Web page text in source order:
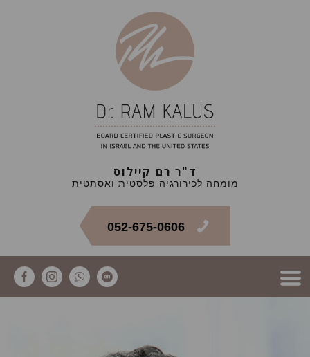
ד"ר רם קיילוס
מומחה לכירורגיה פלסטית ואסתטית
052-675-0606